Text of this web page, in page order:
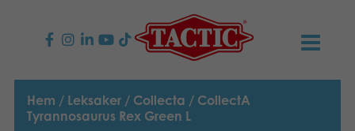
PRODUKTER
Barnspel
NYHETER
Hem / Leksaker / Collecta / CollectA
Tyrannosaurus Rex Green L